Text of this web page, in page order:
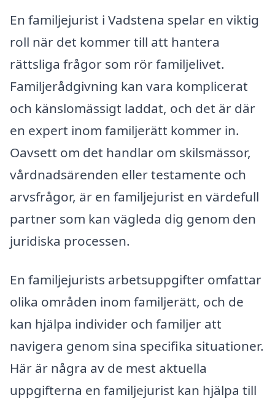
En familjejurist i Vadstena spelar en viktig
roll när det kommer till att hantera
rättsliga frågor som rör familjelivet.
Familjerådgivning kan vara komplicerat
och känslomässigt laddat, och det är där
en expert inom familjerätt kommer in.
Oavsett om det handlar om skilsmässor,
vårdnadsärenden eller testamente och
arvsfrågor, är en familjejurist en värdefull
partner som kan vägleda dig genom den
juridiska processen.
En familjejurists arbetsuppgifter omfattar
olika områden inom familjerätt, och de
kan hjälpa individer och familjer att
navigera genom sina specifika situationer.
Här är några av de mest aktuella
uppgifterna en familjejurist kan hjälpa till